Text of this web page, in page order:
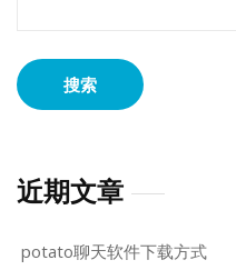
近期文章
potato聊天软件下载方式